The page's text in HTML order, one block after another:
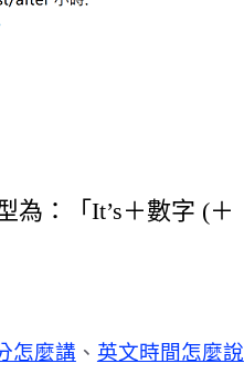
為：「It’s＋數字 (＋
怎麼講 、 英文時間怎麼說